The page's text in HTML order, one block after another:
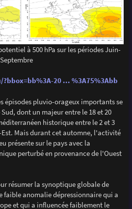
à 500 hPa sur les périodes Juin-
20 ... %3A75%3Abb
épisodes pluvio-orageux importants se
dont un majeur entre le 18 et 20
historique entre le 2 et 3
Mais durant cet automne, l'activité
présente sur le pays avec la
perturbé en provenance de l'Ouest
résumer la synoptique globale de
faible anomalie dépressionnaire qui a
et qui a influencée faiblement le